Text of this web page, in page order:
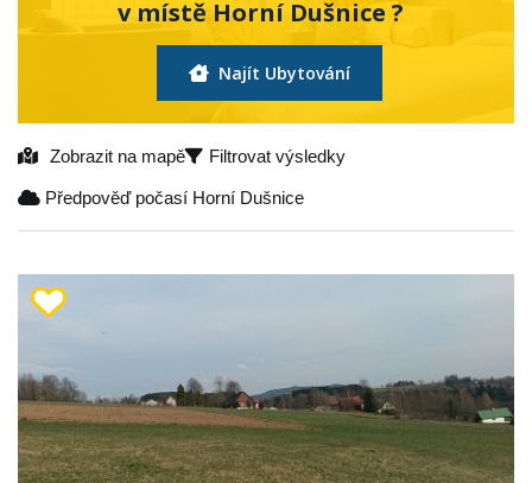
v místě Horní Dušnice ?
Najít Ubytování
Zobrazit na mapě Filtrovat výsledky
Předpověď počasí Horní Dušnice